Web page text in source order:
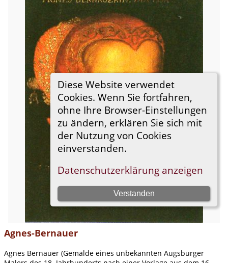
Agnes-Bernauer
Agnes Bernauer (Gemälde eines unbekannten Augsburger